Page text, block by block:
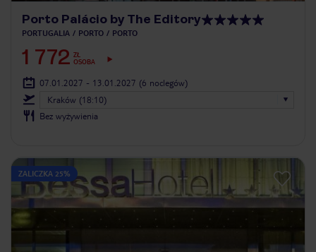
Porto Palácio by The Editory
PORTUGALIA PORTO PORTO
1 772 ZŁ
OSOBA
07.01.2027 - 13.01.2027 (6 noclegów)
Kraków (18:10)
Bez wyżywienia
ZALICZKA 25%